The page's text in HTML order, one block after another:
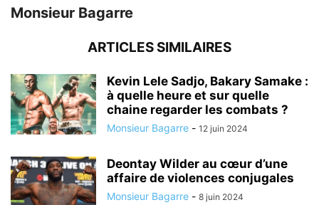
Monsieur Bagarre
ARTICLES SIMILAIRES
Kevin Lele Sadjo, Bakary Samake :
à quelle heure et sur quelle
chaine regarder les combats ?
Monsieur Bagarre - 12 juin 2024
Deontay Wilder au cœur d’une
affaire de violences conjugales
Monsieur Bagarre - 8 juin 2024